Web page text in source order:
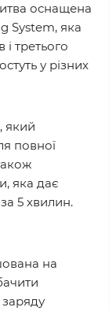
оснащена
System, яка
і третього
у різних
який
повної
яка дає
5 хвилин.
на
заряду